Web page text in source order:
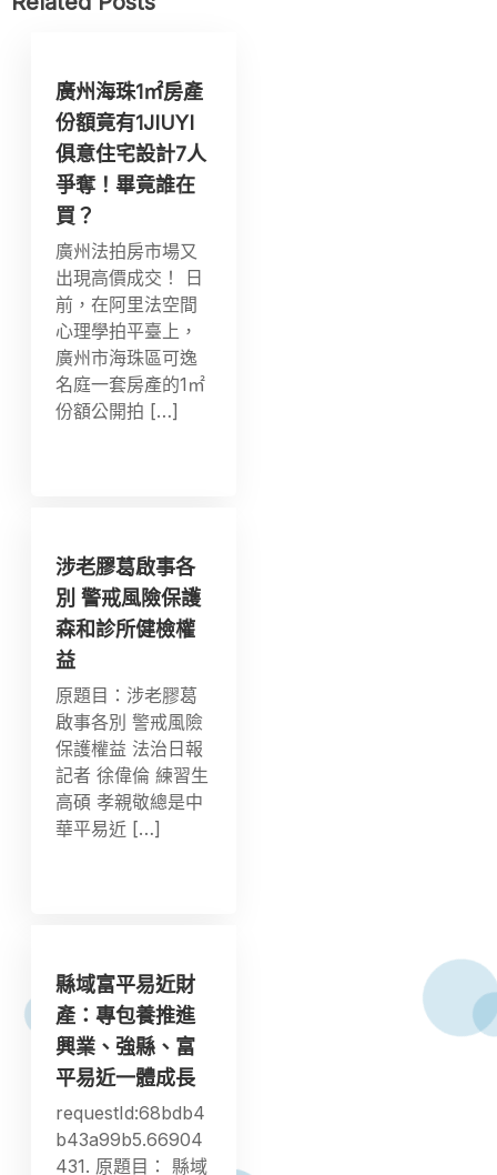
廣州海珠1㎡房產
份額竟有1JIUYI
俱意住宅設計7人
爭奪！畢竟誰在
買？
廣州法拍房市場又
出現高價成交！ 日
前，在阿里法空間
心理學拍平臺上，
廣州市海珠區可逸
名庭一套房產的1㎡
份額公開拍 […]
涉老膠葛啟事各
別 警戒風險保護
森和診所健檢權
益
原題目：涉老膠葛
啟事各別 警戒風險
保護權益 法治日報
記者 徐偉倫 練習生
高碩 孝親敬總是中
華平易近 […]
縣域富平易近財
產：專包養推進
興業、強縣、富
平易近一體成長
requestId:68bdb4
b43a99b5.66904
431. 原題目： 縣域